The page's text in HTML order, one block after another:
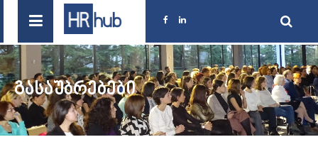
ᲒᲐᲡᲐᲣᲑᲠᲔᲑᲔᲑᲘ